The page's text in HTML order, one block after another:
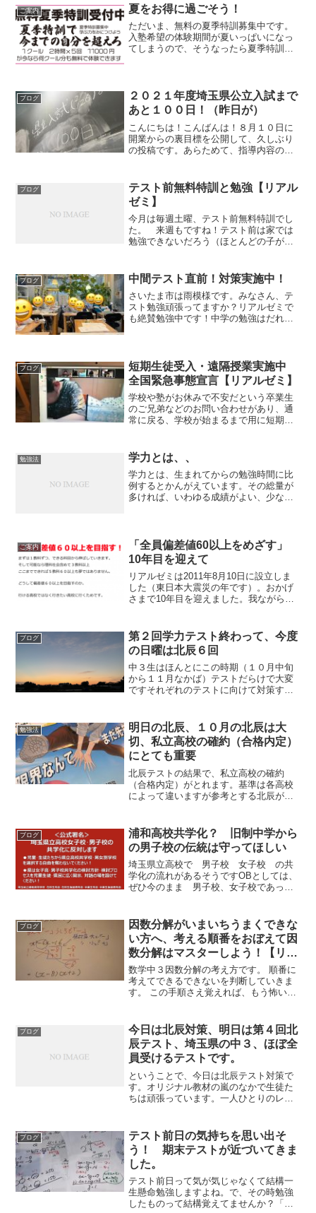
ト直前までやってそれでテス...
ご案内 夏をお得に過ごそう！
ただいま、無料の夏季特訓募集中です。
入塾希望の体験期間が夏いっぱいになっ
てしまうので、そうなったら夏季特訓無
ください。たくさん勉強し...
ブログ
２０２１年度埼玉県公立入試まで
あと１００日！（昨日が）
こんにちは！こんばんは！８月１０日に
開業からの裏目標を公開して、久しぶり
の投稿です。あらためて、指導内容の見
んでした！ということで、昨日が今年の
県公立高校受験2/26ま...
ブログ
テスト前無料特訓と勉強【リアル
ゼミ】
今月は毎週土曜、テスト前無料特訓でし
た。 来週もですね！テスト前は家では
勉強できないだろう（ほとんどの子がそ
の特訓です。ひとりひとり、どんどん問
題とかせ、まちがえたとこ...
ブログ 中間テスト直前！対策実施中！
さいたま市は雨模様です。みなさん、テ
スト勉強頑張ってますか？リアルゼミで
も絶賛勉強中です！中学の勉強はだれで
施中...
ブログ
短期生徒受入・遠隔授業実施中
全国緊急事態宣言【リアルゼミ】
学校や塾がお休みで不安だという卒業生
のご兄弟などのお問い合わせがあり、通
常に戻る、学校が始まるまで用に短期生
ます。また、既存生徒様でも身内に高齢
者の方がいるなど塾に越さ...
勉強法 学力とは、、
学力とは、生まれてからの勉強時間に比
例するとかんがえています。その総量が
多ければ、いわゆる成績がよい、少なけ
ご案内
「全員偏差値60以上をめざす」
10年目を迎えて
リアルゼミは2011年8月10日に設立しま
した（東日本大震災の年です）。おかげ
さまで10年目を迎えました。我ながら何
めると決めたあとに起こった出来事でし
た。収入もなし...
ブログ
第２回学力テスト終わって、今度
の日曜は北辰６回
中３生はほんとにこの時期（１０月中旬
から１１月なかば）テストだらけで大変
ですそれぞれのテストに向けて対策する
周辺知識を入れていくという作業をする
時期ですホントは苦手なと...
勉強法
明日の北辰、１０月の北辰は大
切、私立高校の確約（合格内定）
にとても重要
北辰テストの結果で、私立高校の確約
（合格内定）がとれます。基準は各高校
によって違いますが参考とする北辰が９
参考にしてくれます。この参考とする北
辰のなかで２回分、基準を上...
ブログ
浦和高校共学化？ 旧制中学から
の男子校の伝統は守ってほしい
埼玉県立高校で 男子校 女子校 の共
学化の流れがあるそうですOBとしては、
ぜひ今のまま 男子校、女子校であって
は 大宮 市立浦和など 他にあるので
選ぶ自由も残すべきではな...
ブログ
因数分解がいまいちうまくできな
い方へ、考える順番をおぼえて因
数分解はマスターしよう！【リア
ルゼミ】
数学中３因数分解の考え方です。 順番に
考えてできるできないを判断していきま
す。 この手順さえ覚えれば、もう怖いも
してください！ながら見するもよしテス
ト対策に使うもよし、...
ブログ
今日は北辰対策、明日は第４回北
辰テスト、埼玉県の中３、ほぼ全
員受けるテストです。
ということで、今日は北辰テスト対策で
す。オリジナル教材の嵐のなかで生徒た
ちは頑張っています。一人ひとりのレベ
してもらいます。わからない問題には即
声がけ、解説です。できる...
ブログ
テスト前日の気持ちを思い出そ
う！ 期末テストが近づいてきま
した。
テスト前日って気が気じゃなくて結構一
生懸命勉強しますよね。で、その時勉強
したものって結構覚えてませんか？「明